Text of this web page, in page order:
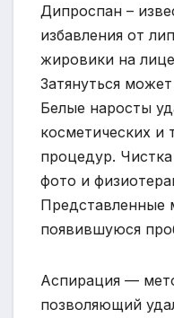
Дипроспан –
избавления от
жировики на
Затянуться
Белые наросты
косметических и
процедур.
фото и
Представленные
появившуюся
Аспирация —
позволяющий